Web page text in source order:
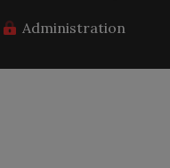
Administration